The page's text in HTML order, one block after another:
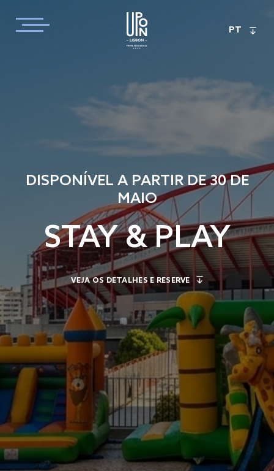
PT
DISPONÍVEL A PARTIR DE 30 DE
MAIO
STAY & PLAY
VEJA OS DETALHES E RESERVE